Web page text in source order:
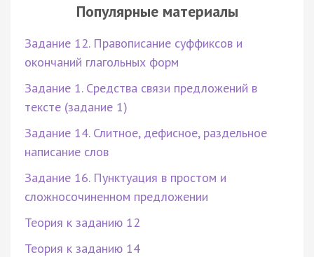
Популярные материалы
Задание 12. Правописание суффиксов и
окончаний глагольных форм
Задание 1. Средства связи предложений в
тексте (задание 1)
Задание 14. Слитное, дефисное, раздельное
написание слов
Задание 16. Пунктуация в простом и
сложносочиненном предложении
Теория к заданию 12
Теория к заданию 14